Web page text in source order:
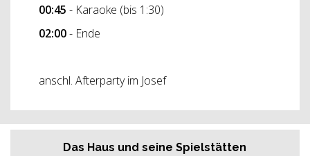
00:45 - Karaoke (bis 1:30)
02:00- Ende
anschl. Afterparty im Josef
Das Haus und seine Spielstätten